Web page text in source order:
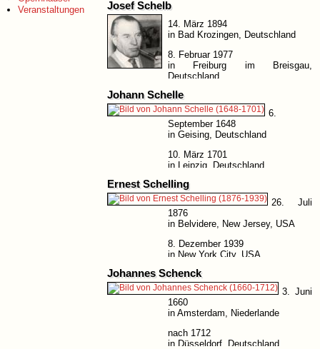
Veranstaltungen
Josef Schelb
14. März 1894
in Bad Krozingen, Deutschland
8. Februar 1977
in Freiburg im Breisgau,
Deutschland
Johann Schelle
6.
September 1648
in Geising, Deutschland
10. März 1701
in Leipzig, Deutschland
Ernest Schelling
26. Juli
1876
in Belvidere, New Jersey, USA
8. Dezember 1939
in New York City, USA
Johannes Schenck
3. Juni
1660
in Amsterdam, Niederlande
nach 1712
in Düsseldorf, Deutschland